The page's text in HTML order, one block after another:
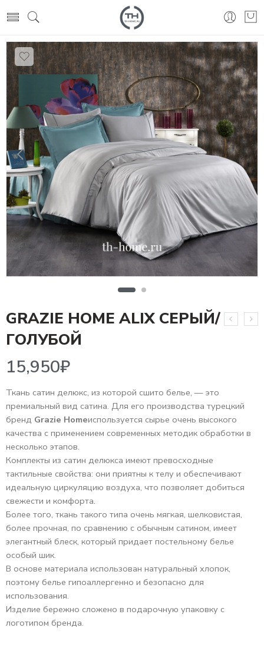
GRAZIE HOME ALIX СЕРЫЙ/
ГОЛУБОЙ
15,950₽
Ткань сатин делюкс, из которой сшито белье, — это
премиальный вид сатина. Для его производства турецкий
бренд Grazie Homeиспользуется сырье очень высокого
качества с применением современных методик обработки в
несколько этапов.
Комплекты из сатин делюкса имеют превосходные
тактильные свойства: они приятны к телу и обеспечивают
идеальную циркуляцию воздуха, что позволяет добиться
свежести и комфорта.
Более того, ткань такого типа очень мягкая, шелковистая,
более прочная, по сравнению с обычным сатином, имеет
элегантный блеск, который придает постельному белье
особый шик.
В основе материала использован натуральный хлопок,
поэтому белье гипоаллергенно и безопасно для
использования.
Изделие бережно сложено в подарочную упаковку с
логотипом бренда.